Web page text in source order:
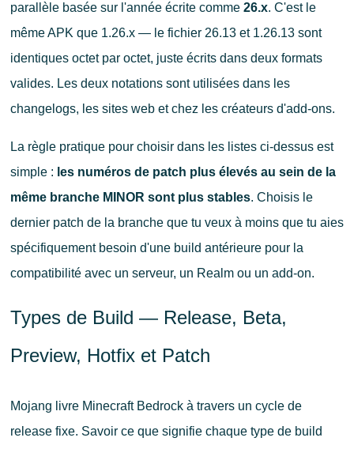
parallèle basée sur l'année écrite comme 26.x. C'est le
même APK que 1.26.x — le fichier 26.13 et 1.26.13 sont
identiques octet par octet, juste écrits dans deux formats
valides. Les deux notations sont utilisées dans les
changelogs, les sites web et chez les créateurs d'add-ons.
La règle pratique pour choisir dans les listes ci-dessus est
simple : les numéros de patch plus élevés au sein de la
même branche MINOR sont plus stables. Choisis le
dernier patch de la branche que tu veux à moins que tu aies
spécifiquement besoin d'une build antérieure pour la
compatibilité avec un serveur, un Realm ou un add-on.
Types de Build — Release, Beta,
Preview, Hotfix et Patch
Mojang livre Minecraft Bedrock à travers un cycle de
release fixe. Savoir ce que signifie chaque type de build